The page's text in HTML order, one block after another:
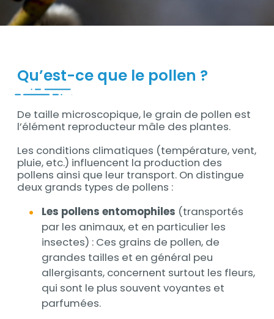
Qu’est-ce que le pollen ?
Contenu
De taille microscopique, le grain de pollen est
l’élément reproducteur mâle des plantes.
Les conditions climatiques (température, vent,
pluie, etc.) influencent la production des
pollens ainsi que leur transport. On distingue
deux grands types de pollens :
Les pollens entomophiles (transportés
par les animaux, et en particulier les
insectes) : Ces grains de pollen, de
grandes tailles et en général peu
allergisants, concernent surtout les fleurs,
qui sont le plus souvent voyantes et
parfumées.